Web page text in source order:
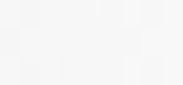
vos Options